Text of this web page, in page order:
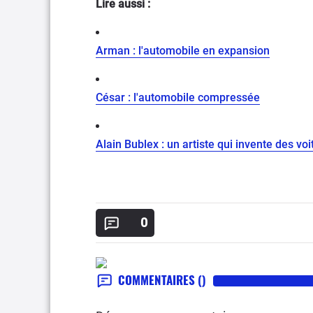
Lire aussi :
Arman : l'automobile en expansion
César : l'automobile compressée
Alain Bublex : un artiste qui invente des
0
COMMENTAIRES ()